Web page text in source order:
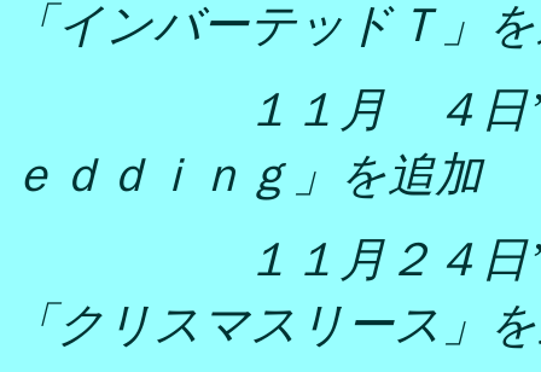
「インバーテッドＴ」
１１月 ４日
ｅｄｄｉｎｇ」を追加
１１月２４
「クリスマスリース」